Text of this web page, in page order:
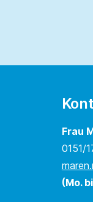
Frau
0151/
(Mo.